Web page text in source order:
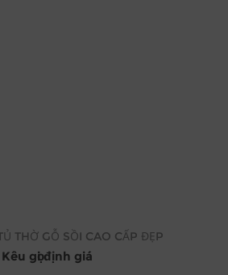
THỜ GỖ SỒI CAO CẤP ĐẸP
Kêu gọi định giá